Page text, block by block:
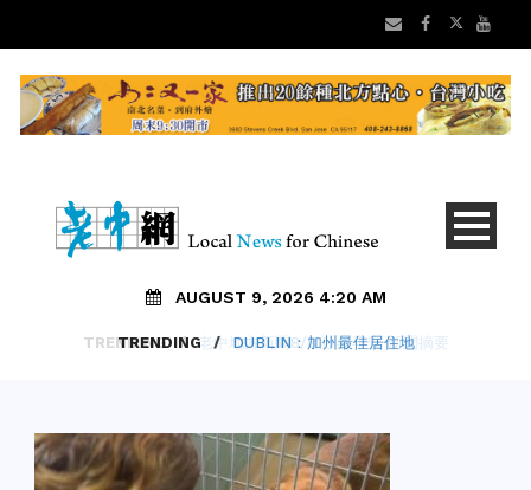
AUGUST 9, 2026 4:20 AM
TRENDING / DUBLIN：加州最佳居住地